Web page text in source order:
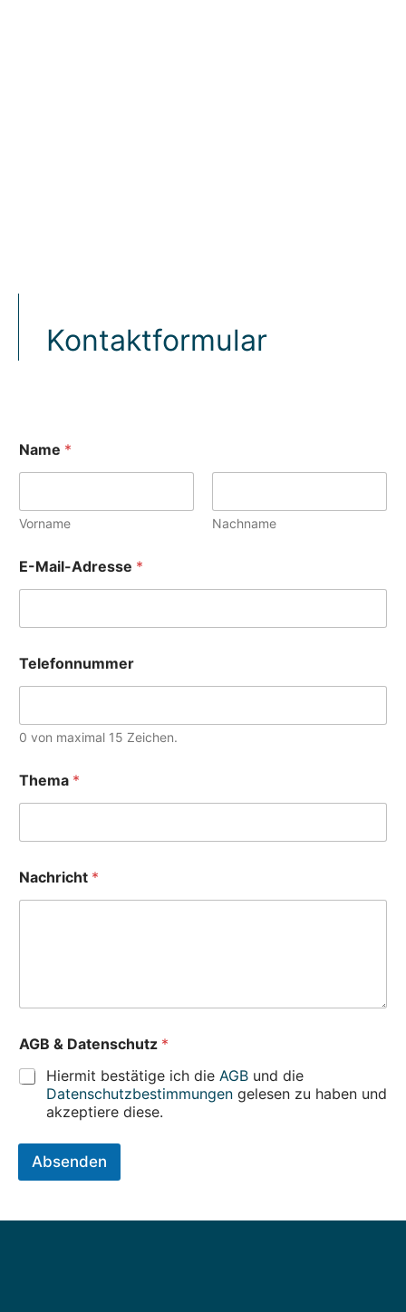
Kontaktformular
Name *
Vorname Nachname
E-Mail-Adresse *
Telefonnummer
0 von maximal 15 Zeichen.
Thema *
Nachricht *
a
c
h
h
T
e
AGB & Datenschutz *
Hiermit bestätige ich die AGB und die
Datenschutzbestimmungen gelesen zu haben und
akzeptiere diese.
Absenden